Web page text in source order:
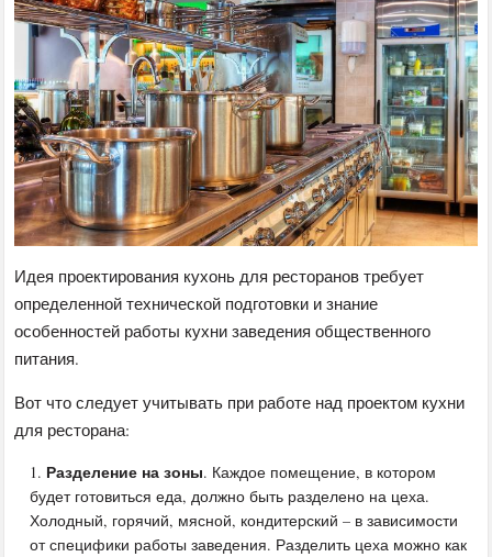
Идея проектирования кухонь для ресторанов требует
определенной технической подготовки и знание
особенностей работы кухни заведения общественного
питания.
Вот что следует учитывать при работе над проектом кухни
для ресторана:
Разделение на зоны. Каждое помещение, в котором
будет готовиться еда, должно быть разделено на цеха.
Холодный, горячий, мясной, кондитерский – в зависимости
от специфики работы заведения. Разделить цеха можно как